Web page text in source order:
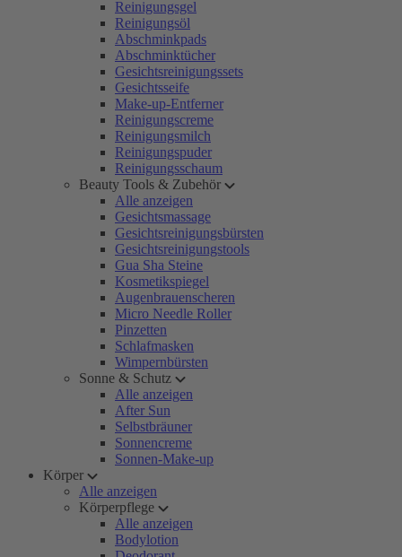
Reinigungsgel
Reinigungsöl
Abschminkpads
Abschminktücher
Gesichtsreinigungssets
Gesichtsseife
Make-up-Entferner
Reinigungscreme
Reinigungsmilch
Reinigungspuder
Reinigungsschaum
Beauty Tools & Zubehör
Alle anzeigen
Gesichtsmassage
Gesichtsreinigungsbürsten
Gesichtsreinigungstools
Gua Sha Steine
Kosmetikspiegel
Augenbrauenscheren
Micro Needle Roller
Pinzetten
Schlafmasken
Wimpernbürsten
Sonne & Schutz
Alle anzeigen
After Sun
Selbstbräuner
Sonnencreme
Sonnen-Make-up
Körper
Alle anzeigen
Körperpflege
Alle anzeigen
Bodylotion